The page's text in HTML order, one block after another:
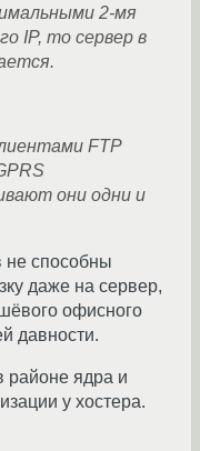
2-мя
IP, то сервер в
FTP
они одни и
не способны
даже на сервер,
офисного
давности.
ядра и
у хостера.